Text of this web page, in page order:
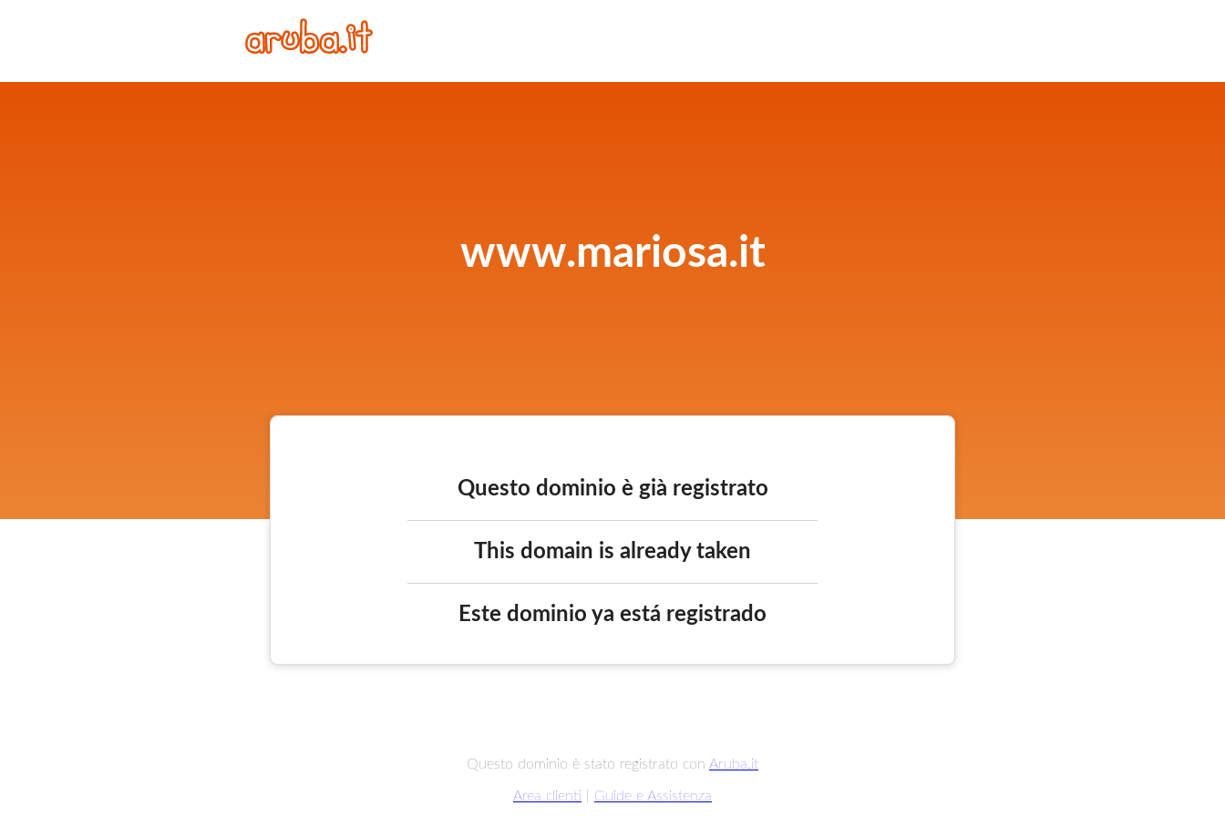
www.mariosa.it
Questo dominio è già registrato
This domain is already taken
Este dominio ya está registrado
Questo dominio è stato registrato con Aruba.it
Area clienti Guide e Assistenza